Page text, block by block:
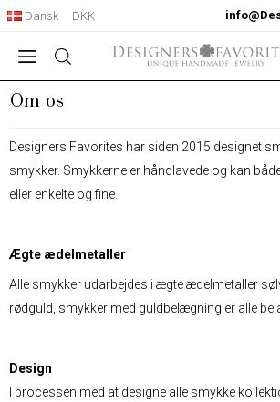
Dansk DKK
Om os
Designers Favorites har siden 2015 designet
smykker. Smykkerne er håndlavede og kan
eller enkelte og fine.
Ægte ædelmetaller
Alle smykker udarbejdes i ægte ædelmetaller
rødguld, smykker med guldbelægning er alle
Design
I processen med at designe alle smykke